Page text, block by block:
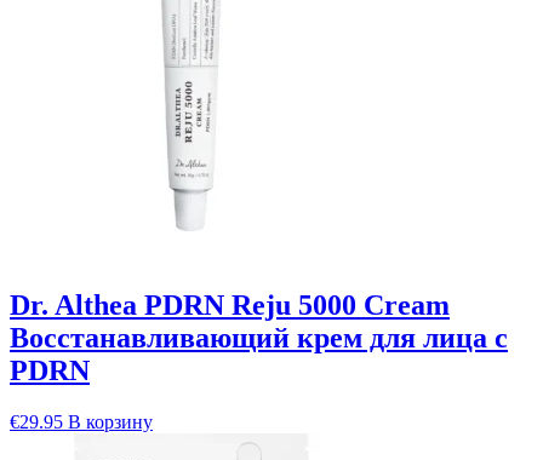
Dr. Althea PDRN Reju 5000 Cream
Восстанавливающий крем для лица с
PDRN
€29.95 В корзину